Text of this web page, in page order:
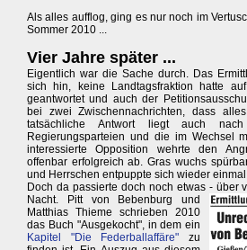
Als alles aufflog, ging es nur noch im
Sommer 2010 ...
Vier Jahre später ...
Eigentlich war die Sache durch. Das
sich hin, keine Landtagsfraktion hatte
geantwortet und auch der
bei zwei Zwischennachrichten, dass
tatsächliche Antwort liegt auch
Regierungsparteien und die im Wechsel
interessierte Opposition wehrte den
offenbar erfolgreich ab. Gras wuchs
und Herrschen entpuppte sich wieder
Doch da passierte doch noch etwas - über
Nacht.
Pitt von Bebenburg und
Matthias Thieme schrieben 2010
das Buch "Ausgekocht", in dem ein
Kapitel "Die Federballaffäre" zu